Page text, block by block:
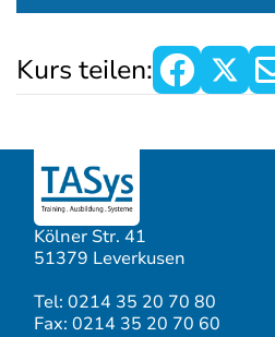
Kurs teilen:
Kölner Str. 41
51379 Leverkusen
Tel: 0214 35 20 70 80
Fax: 0214 35 20 70 60